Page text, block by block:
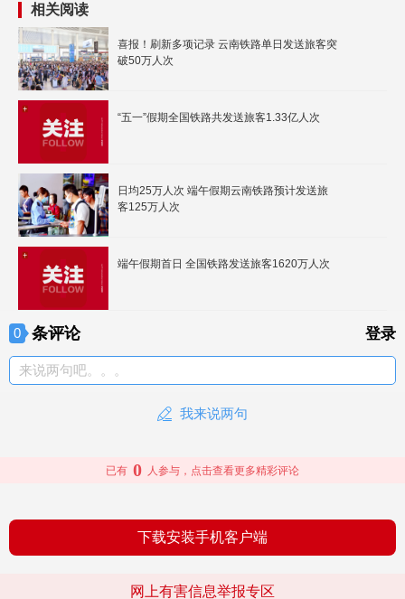
相关阅读
喜报！刷新多项记录 云南铁路单日发送旅客突
破50万人次
“五一”假期全国铁路共发送旅客1.33亿人次
日均25万人次 端午假期云南铁路预计发送旅
客125万人次
端午假期首日 全国铁路发送旅客1620万人次
0 条评论 登录
来说两句吧。。。
我来说两句
已有 0 人参与，点击查看更多精彩评论
下载安装手机客户端
网上有害信息举报专区